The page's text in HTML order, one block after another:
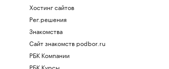
Хостинг сайтов
Рег.решения
Знакомства
Сайт знакомств podbor.ru
РБК Компании
РБК Курсы